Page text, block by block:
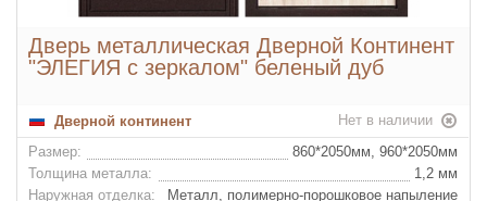
Дверь металлическая Дверной Континент
"ЭЛЕГИЯ с зеркалом" беленый дуб
Дверной континент
Нет в наличии
Размер:
860*2050мм, 960*2050мм
Толщина металла:
1,2 мм
Наружная отделка:
Металл, полимерно-порошковое напыление